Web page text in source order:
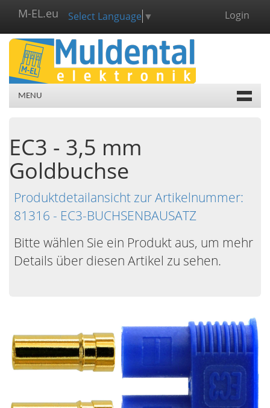
M-EL.eu Select Language ▼ Login
MENU
EC3 - 3,5 mm
Goldbuchse
Produktdetailansicht zur Artikelnummer:
81316 - EC3-BUCHSENBAUSATZ
Bitte wählen Sie ein Produkt aus, um mehr
Details über diesen Artikel zu sehen.